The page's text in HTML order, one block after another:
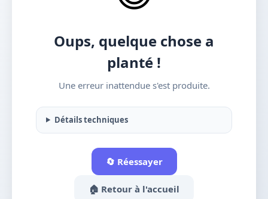
Oups, quelque chose a
planté !
Une erreur inattendue s'est produite.
Détails techniques
🔄 Réessayer
🏠 Retour à l'accueil